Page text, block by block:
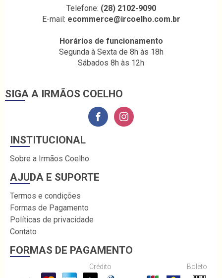
Telefone: (28) 2102-9090
E-mail: ecommerce@ircoelho.com.br
Horários de funcionamento
Segunda à Sexta de 8h às 18h
Sábados 8h às 12h
SIGA A IRMÃOS COELHO
INSTITUCIONAL
Sobre a Irmãos Coelho
AJUDA E SUPORTE
Termos e condições
Formas de Pagamento
Políticas de privacidade
Contato
FORMAS DE PAGAMENTO
Crédito Boleto